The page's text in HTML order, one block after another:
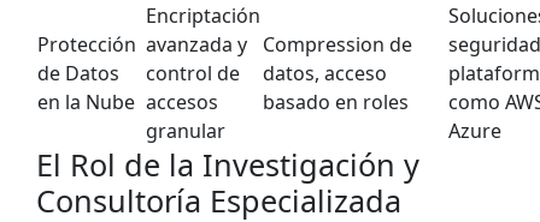
Protección
de Datos
en la Nube
Encriptación
avanzada y
control de
accesos
granular
Compression de
datos, acceso
basado en roles
como
Azure
El Rol de la Investigación y
Consultoría Especializada